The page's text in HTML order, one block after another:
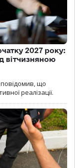
2027 року:
вітчизняною
що
реалізації.